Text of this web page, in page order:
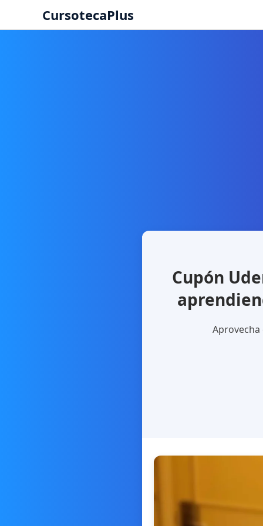
CursotecaPlus
Cupón
Aprovecha